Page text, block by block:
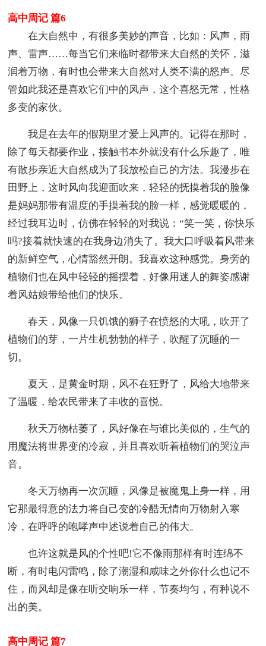
高中周记 篇6
在大自然中，有很多美妙的声音，比如：风声，雨
声、雷声……每当它们来临时都带来大自然的关怀，滋
润着万物，有时也会带来大自然对人类不满的怒声。尽
管如此我还是喜欢它们中的风声，这个喜怒无常，性格
多变的家伙。
我是在去年的假期里才爱上风声的。记得在那时，
除了每天都要作业，接触书本外就没有什么乐趣了，唯
有散步亲近大自然成为了我放松自己的方法。我漫步在
田野上，这时风向我迎面吹来，轻轻的抚摸着我的脸像
是妈妈那带有温度的手摸着我的脸一样，感觉暖暖的，
经过我耳边时，仿佛在轻轻的对我说：“笑一笑，你快乐
吗?接着就快速的在我身边消失了。我大口呼吸着风带来
的新鲜空气，心情豁然开朗。我喜欢这种感觉。身旁的
植物们也在风中轻轻的摇摆着，好像用迷人的舞姿感谢
着风姑娘带给他们的快乐。
春天，风像一只饥饿的狮子在愤怒的大吼，吹开了
植物们的芽，一片生机勃勃的样子，吹醒了沉睡的一
切。
夏天，是黄金时期，风不在狂野了，风给大地带来
了温暖，给农民带来了丰收的喜悦。
秋天万物枯萎了，风好像在与谁比美似的，生气的
用魔法将世界变的冷寂，并且喜欢听着植物们的哭泣声
音。
冬天万物再一次沉睡，风像是被魔鬼上身一样，用
它那最得意的法力将自己变的冷酷无情向万物射入寒
冷，在呼呼的咆哮声中述说着自己的伟大。
也许这就是风的个性吧!它不像雨那样有时连绵不
断，有时电闪雷鸣，除了潮湿和咸味之外你什么也记不
住，而风却是像在听交响乐一样，节奏均匀，有种说不
出的美。
高中周记 篇7